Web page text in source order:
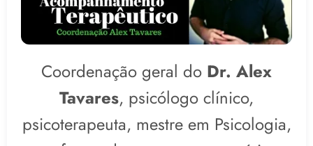
Coordenação geral do Dr. Alex
Tavares, psicólogo clínico,
psicoterapeuta, mestre em Psicologia,